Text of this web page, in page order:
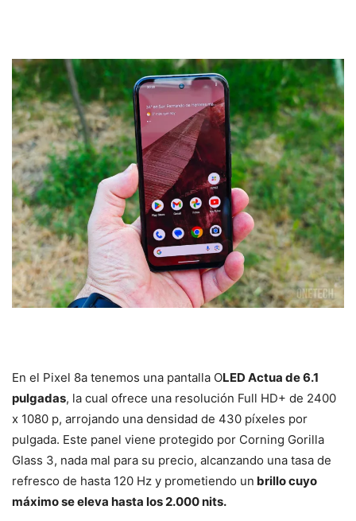
En el Pixel 8a tenemos una pantalla OLED Actua de 6.1
pulgadas, la cual ofrece una resolución Full HD+ de 2400
x 1080 p, arrojando una densidad de 430 píxeles por
pulgada. Este panel viene protegido por Corning Gorilla
Glass 3, nada mal para su precio, alcanzando una tasa de
refresco de hasta 120 Hz y prometiendo un brillo cuyo
máximo se eleva hasta los 2.000 nits.